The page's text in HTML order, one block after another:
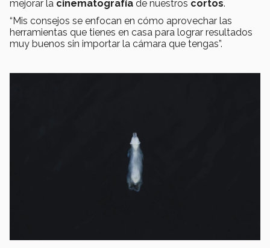
mejorar la cinematografía de nuestros cortos.
“Mis consejos se enfocan en cómo aprovechar las
herramientas que tienes en casa para lograr resultados
muy buenos sin importar la cámara que tengas”.